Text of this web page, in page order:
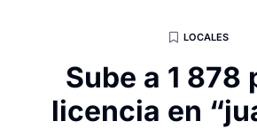
LOCALES
Sube a 1 878
licencia en